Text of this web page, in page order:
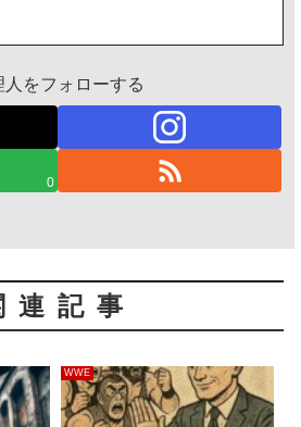
人をフォローする
0
連記事
WWE